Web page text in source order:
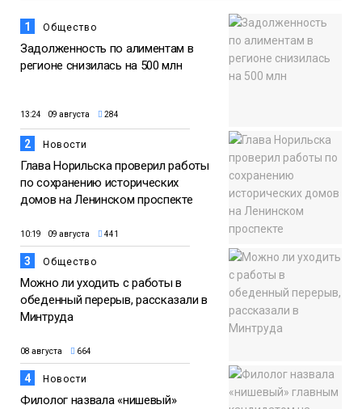
1 Общество
Задолженность по алиментам в
регионе снизилась на 500 млн
13:24 09 августа 284
2 Новости
Глава Норильска проверил работы
по сохранению исторических
домов на Ленинском проспекте
10:19 09 августа 441
3 Общество
Можно ли уходить с работы в
обеденный перерыв, рассказали в
Минтруда
08 августа 664
4 Новости
Филолог назвала «нишевый»